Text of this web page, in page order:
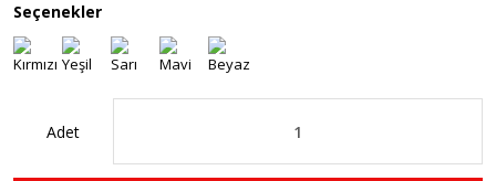
Seçenekler
Adet